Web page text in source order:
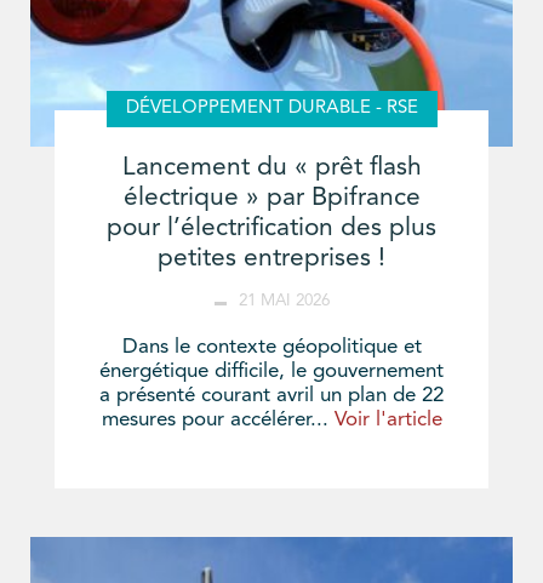
DÉVELOPPEMENT DURABLE - RSE
Lancement du « prêt flash
électrique » par Bpifrance
pour l’électrification des plus
petites entreprises !
21 MAI 2026
Dans le contexte géopolitique et
énergétique difficile, le gouvernement
a présenté courant avril un plan de 22
mesures pour accélérer... Voir l'article